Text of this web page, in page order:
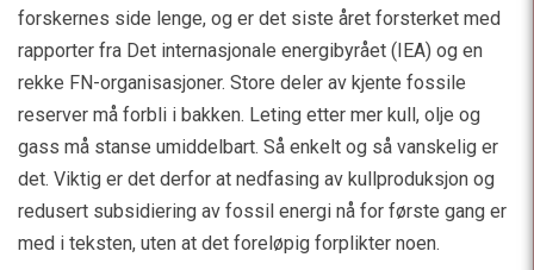
forskernes side lenge, og er det siste året forsterket med
rapporter fra Det internasjonale energibyrået (IEA) og en
rekke FN-organisasjoner. Store deler av kjente fossile
reserver må forbli i bakken. Leting etter mer kull, olje og
gass må stanse umiddelbart. Så enkelt og så vanskelig er
det. Viktig er det derfor at nedfasing av kullproduksjon og
redusert subsidiering av fossil energi nå for første gang er
med i teksten, uten at det foreløpig forplikter noen.